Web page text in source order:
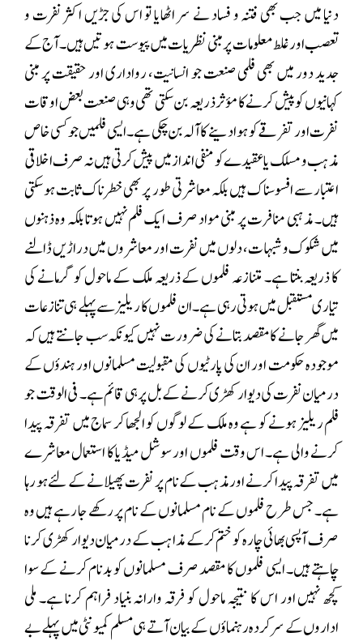
دنیا میں جب بھی فتنہ و فساد نے سر اٹھایا تو اس کی جڑیں اکثر نفرت و
تعصب اور غلط معلومات پر مبنی نظریات میں پیوست ہوتیں ہیں۔ آج کے
جدید دور میں بھی فلمی صنعت جو انسانیت، رواداری اور حقیقت پر مبنی
کہانیوں کو پیش کرنے کا مؤثر ذریعہ بن سکتی تھی وہی صنعت بعض اوقات
نفرت اور تفرقے کو ہوا دینے کا آلہ بن چکی ہے۔ ایسی فلمیں جو کسی خاص
مذہب و مسلک یا عقیدے کو منفی انداز میں پیش کرتی ہیں نہ صرف اخلاقی
اعتبار سے افسوسناک ہیں بلکہ معاشرتی طور پر بھی خطرناک ثابت ہو سکتی
ہیں۔ مذہبی منافرت پر مبنی مواد صرف ایک فلم نہیں ہوتا بلکہ وہ ذہنوں
میں شکوک و شبہات، دلوں میں نفرت اور معاشروں میں دراڑیں ڈالنے
کا ذریعہ بنتا ہے۔ متنازعہ فلموں کے ذریعہ ملک کے ماحول کو گرمانے کی
تیاری مستقبل میں ہوتی رہی ہے۔ ان فلموں کا ریلیز سے پہلے ہی تنازعات
میں گھر جانے کا مقصد بتانے کی ضرورت نہیں کیونکہ سب جانتے ہیں کہ
موجودہ حکومت اور ان کی پارٹیوں کی مقبولیت مسلمانوں اور ہندؤں کے
درمیان نفرت کی دیوار کھڑی کرنے کے بل پر ہی قائم ہے۔ فی الوقت جو
فلم ریلیز ہونے کو ہے وہ ملک کے لوگوں کو الجھا کر سماج میں تفرقہ پیدا
کرنے والی ہے۔ اس وقت فلموں اور سوشل میڈیا کا استعمال معاشرے
میں تفرقہ پیدا کرنے اور مذہب کے نام پر نفرت پھیلانے کے لئے ہو رہا
ہے۔ جس طرح فلموں کے نام مسلمانوں کے نام پر رکھے جا رہے ہیں وہ
صرف آپسی بھائی چارہ کو ختم کرکے مذاہب کے درمیان دیوار کھڑی کرنا
چاہتے ہیں۔ ایسی فلموں کا مقصد صرف مسلمانوں کو بدنام کرنے کے سوا
کچھ نہیں اور اس کا نتیجہ ماحول کو فرقہ وارانہ بنیاد فراہم کرنا ہے۔ ملی
اداروں کے سرکردہ رہنماؤں کے بیان آتے ہی مسلم کمیونٹی میں پہلے بے